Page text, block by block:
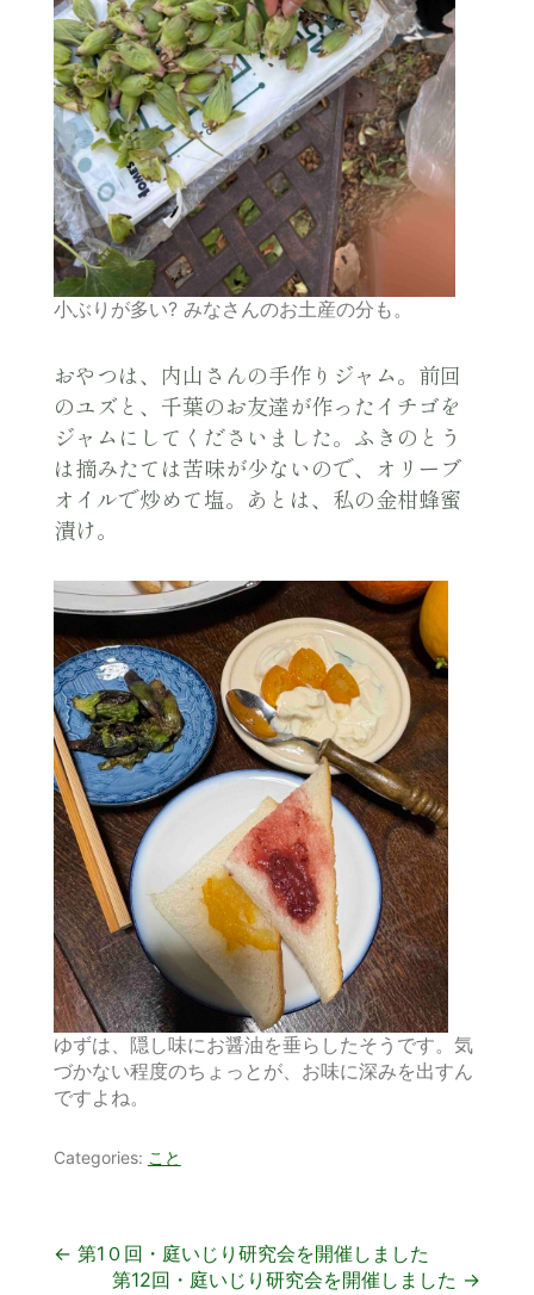
小ぶりが多い? みなさんのお土産の分も。
おやつは、内山さんの手作りジャム。前回
のユズと、千葉のお友達が作ったイチゴを
ジャムにしてくださいました。ふきのとう
は摘みたては苦味が少ないので、オリーブ
オイルで炒めて塩。あとは、私の金柑蜂蜜
漬け。
ゆずは、隠し味にお醤油を垂らしたそうです。気
づかない程度のちょっとが、お味に深みを出すん
ですよね。
Categories: こと
投
← 第1０回・庭いじり研究会を開催しました
第12回・庭いじり研究会を開催しました →